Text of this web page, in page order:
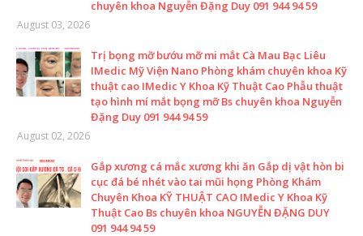
chuyên khoa Nguyễn Đặng Duy 091 944 94 59
August 03, 2026
Trị bọng mỡ bướu mỡ mi mắt Cà Mau Bạc Liêu
IMedic Mỹ Viện Nano Phòng khám chuyên khoa Kỹ
thuật cao IMedic Y Khoa Kỹ Thuật Cao Phẫu thuật
tạo hình mí mắt bọng mỡ Bs chuyên khoa Nguyễn
Đặng Duy 091 944 94 59
August 02, 2026
Gắp xương cá mắc xương khi ăn Gắp dị vật hòn bi
cục đá bé nhét vào tai mũi họng Phòng Khám
Chuyên Khoa KỸ THUẬT CAO IMedic Y Khoa Kỹ
Thuật Cao Bs chuyên khoa NGUYỄN ĐẶNG DUY
091 944 94 59